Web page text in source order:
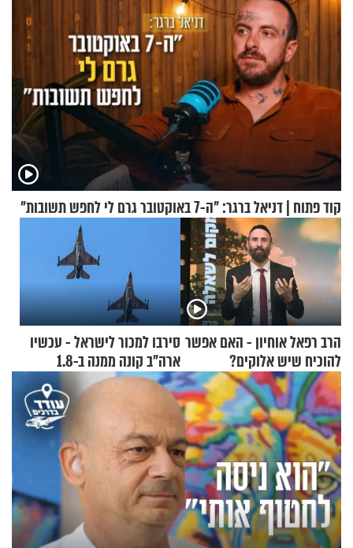
קוד פתוח | דניאל ברגר: "ה-7 באוקטובר גרם לי לחפש תשובות"
הרב רפאל אוחיון - האם אפשר
להוכיח שיש אלוקים?
סירבו למכור לישראל - עכשיו
ארה"ב קונה ממנה ב-1.8
מיליארד דולר